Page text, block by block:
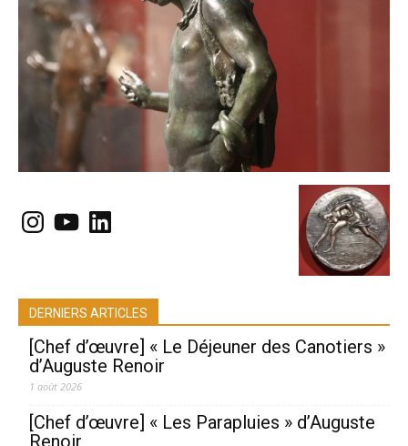
Instagram
YouTubeLinkedIn
DERNIERS ARTICLES
[Chef d’œuvre] « Le Déjeuner des Canotiers »
d’Auguste Renoir
1 août 2026
[Chef d’œuvre] « Les Parapluies » d’Auguste
Renoir